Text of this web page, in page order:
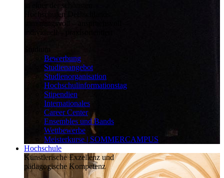
in einer der schönsten
Hochschulen Deutschlands:
stimmungsvoll – anspruchsvoll –
individuell – praxisorientiert
Bewerbung
Studienangebot
Studienorganisation
Hochschulinformationstag
Stipendien
Internationales
Career Center
Ensembles und Bands
Wettbewerbe
Meisterkurse | SOMMERCAMPUS
Hochschule
Künstlerische Exzellenz und
pädagogische Kompetenz